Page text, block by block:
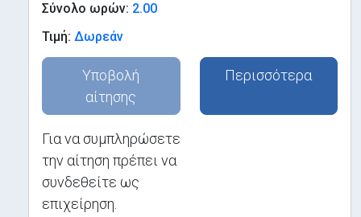
Σύνολο ωρών: 2.00
Τιμή: Δωρεάν
Υποβολή
αίτησης
Περισσότερα
Για να συμπληρώσετε
την αίτηση πρέπει να
συνδεθείτε ως
επιχείρηση.